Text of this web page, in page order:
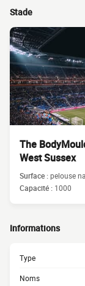
Stade
The
West Sussex
Surface :pelouse
Capacité : 1000
Informations
Type
Noms